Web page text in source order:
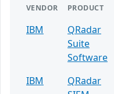
VENDOR PRODUCT
IBM
QRadar
Suite
Software
IBM
QRadar